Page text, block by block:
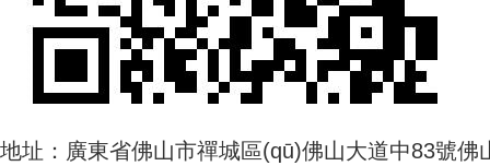
地址：廣東省佛山市禪城區(qū)佛山大道中83號佛